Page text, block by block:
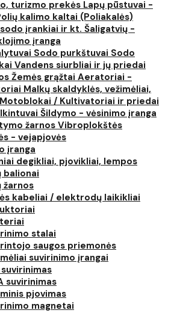
turizmo prekės Lapų pūstuvai -
kalimo kaltai (Poliakalės)
įrankiai ir kt. Šaligatvių -
įranga
Sodo purkštuvai Sodo
Vandens siurbliai ir jų priedai
Žemės grąžtai Aeratoriai -
Malkų skaldyklės, vežimėliai,
Motoblokai / Kultivatoriai ir priedai
Šildymo - vėsinimo įranga
žarnosVibroplokštės
- vejapjovės
įranga
degikliai, pjovikliai, lempos
balionai
žarnos
kabeliai / elektrodų laikikliai
stalai
saugos priemonės
suvirinimo įrangai
suvirinimas
suvirinimas
pjovimas
magnetai